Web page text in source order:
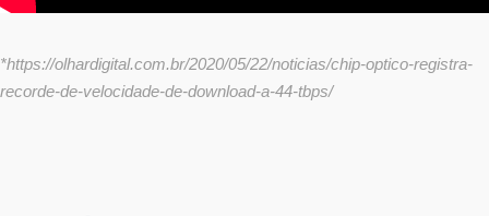
*https://olhardigital.com.br/2020/05/22/noticias/chip-optico-registra-
recorde-de-velocidade-de-download-a-44-tbps/